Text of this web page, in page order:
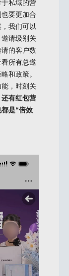
私域的营
要更加合
我们可以
请级别关
的客户数
所有总邀
和政策。
，时刻关
还有红包营
是“倍效